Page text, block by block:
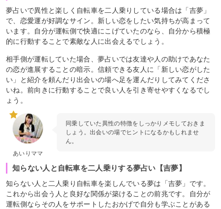
夢占いで異性と楽しく自転車を二人乗りしている場合は「吉夢」
で、恋愛運が好調なサイン。新しい恋をしたい気持ちが高まって
います。自分が運転側で快適にこげていたのなら、自分から積極
的に行動することで素敵な人に出会えるでしょう。
相手側が運転していた場合、夢占いでは友達や人の助けであなた
の恋が進展することの暗示。信頼できる友人に「新しい恋がした
い」と紹介を頼んだり出会いの場へ足を運んだりしてみてくださ
いね。前向きに行動することで良い人を引き寄せやすくなるでし
ょう。
あいりママ
同乗していた異性の特徴をしっかりメモしておきま
しょう。出会いの場でヒントになるかもしれませ
ん。
知らない人と自転車を二人乗りする夢占い【吉夢】
知らない人と二人乗り自転車を楽しんでいる夢は「吉夢」です。
これから出会う人と良好な関係が築けることの前兆です。自分が
運転側ならその人をサポートしたおかげで自分も学ぶことがある